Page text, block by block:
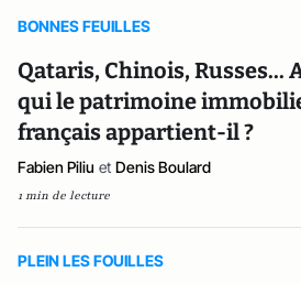
BONNES FEUILLES
Qataris, Chinois, Russes...
qui le patrimoine
français appartient-il ?
Fabien Piliu et Denis Boulard
1 min de lecture
PLEIN LES FOUILLES